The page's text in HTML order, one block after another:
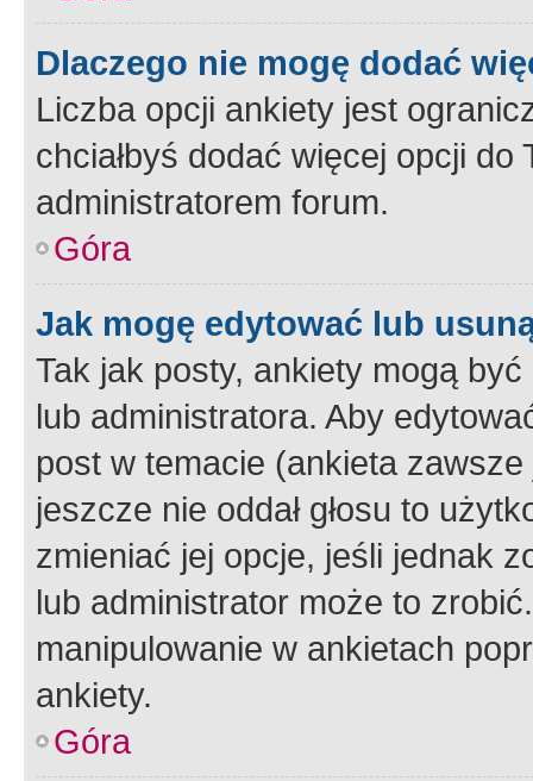
Dlaczego nie mogę dodać
Liczba opcji ankiety jest
chciałbyś dodać więcej opcji
administratorem forum.
Góra
Jak mogę edytować lub
Tak jak posty, ankiety mogą
lub administratora. Aby
post w temacie (ankieta
jeszcze nie oddał głosu to
zmieniać jej opcje, jeśli jednak
lub administrator może to
manipulowanie w ankietach
ankiety.
Góra